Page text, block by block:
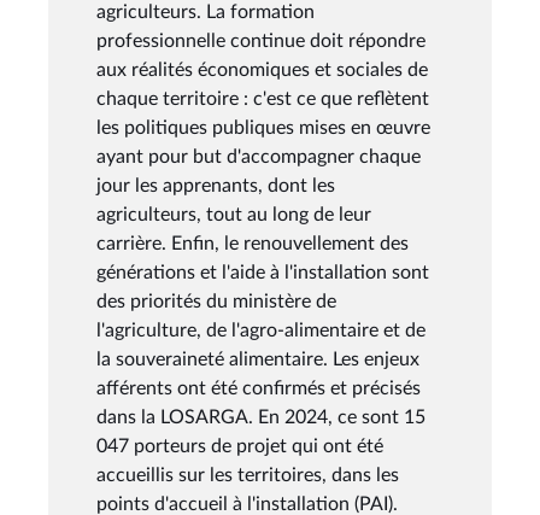
agriculteurs. La formation
professionnelle continue doit répondre
aux réalités économiques et sociales de
chaque territoire : c'est ce que reflètent
les politiques publiques mises en œuvre
ayant pour but d'accompagner chaque
jour les apprenants, dont les
agriculteurs, tout au long de leur
carrière. Enfin, le renouvellement des
générations et l'aide à l'installation sont
des priorités du ministère de
l'agriculture, de l'agro-alimentaire et de
la souveraineté alimentaire. Les enjeux
afférents ont été confirmés et précisés
dans la LOSARGA. En 2024, ce sont 15
047 porteurs de projet qui ont été
accueillis sur les territoires, dans les
points d'accueil à l'installation (PAI).